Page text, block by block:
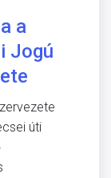
a
Jogú
úti